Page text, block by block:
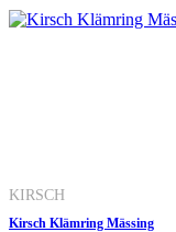
KIRSCH
Kirsch Klämring Mässing